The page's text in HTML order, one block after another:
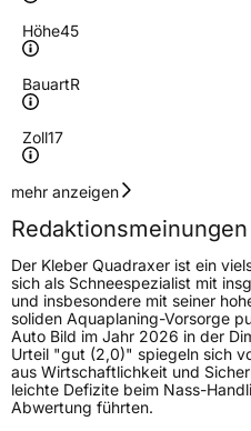
Höhe45
BauartR
Zoll17
Geschwindigkeitsindex
Höchstgeschwindigkeit
240 km/
Lastindex97
Höchstlast730 kg
Generelle Merkmale
Fahrzeugtyp
PKW
mehr anzeigen
Der Kleber Quadraxer ist ein
sich als Schneespezialist mit
und insbesondere mit seiner
soliden Aquaplaning-Vorsorge
Auto Bild im Jahr 2026 in der
Urteil "gut (2,0)" spiegeln sich
aus Wirtschaftlichkeit und
leichte Defizite beim Nass-
Abwertung führten.